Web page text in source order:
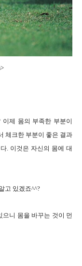
제 몸의 부족한 부분이
체크한 부분이 좋은 결과
. 이것은 자신의 몸에 대
고 있겠죠^^?
니 몸을 바꾸는 것이 먼